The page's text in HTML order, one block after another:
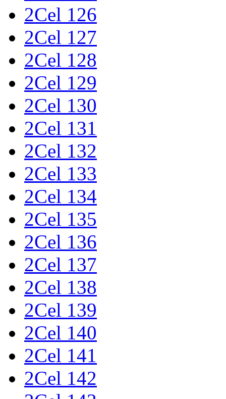
2Cel 126
2Cel 127
2Cel 128
2Cel 129
2Cel 130
2Cel 131
2Cel 132
2Cel 133
2Cel 134
2Cel 135
2Cel 136
2Cel 137
2Cel 138
2Cel 139
2Cel 140
2Cel 141
2Cel 142